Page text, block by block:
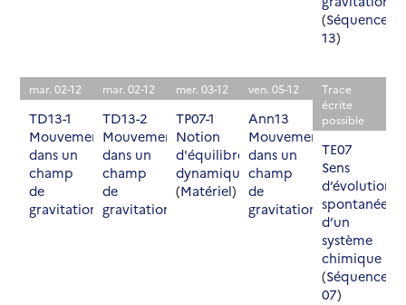
(Séquence
13)
mar. 02-12
TD13-1
Mouvement
dans un
champ
de
gravitation
mar. 02-12
TD13-2
Mouvement
dans un
champ
de
gravitation
mer. 03-12
TP07-1
Notion
d'équilibre
dynamique
(Matériel)
ven. 05-12
Ann13
Mouvement
dans un
champ
de
gravitation
Trace
écrite
possible
TE07
Sens
d’évolution
spontanée
d’un
système
chimique
(Séquence
07)